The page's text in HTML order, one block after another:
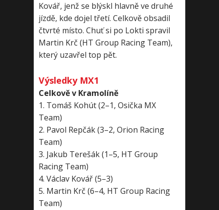
Kovář, jenž se blýskl hlavně ve druhé
jízdě, kde dojel třetí. Celkově obsadil
čtvrté místo. Chuť si po Lokti spravil
Martin Krč (HT Group Racing Team),
který uzavřel top pět.
Výsledky MX1
Celkově v Kramolíně
1. Tomáš Kohút (2–1, Osička MX
Team)
2. Pavol Repčák (3–2, Orion Racing
Team)
3. Jakub Terešák (1–5, HT Group
Racing Team)
4. Václav Kovář (5–3)
5. Martin Krč (6–4, HT Group Racing
Team)